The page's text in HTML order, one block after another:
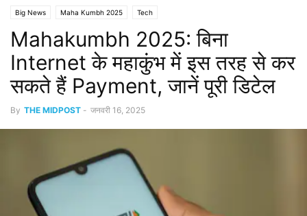
Big News Maha Kumbh 2025 Tech
Mahakumbh 2025: बिना
Internet के महाकुंभ में इस तरह से कर
सकते हैं Payment, जानें पूरी डिटेल
By THE MIDPOST - जनवरी 16, 2025